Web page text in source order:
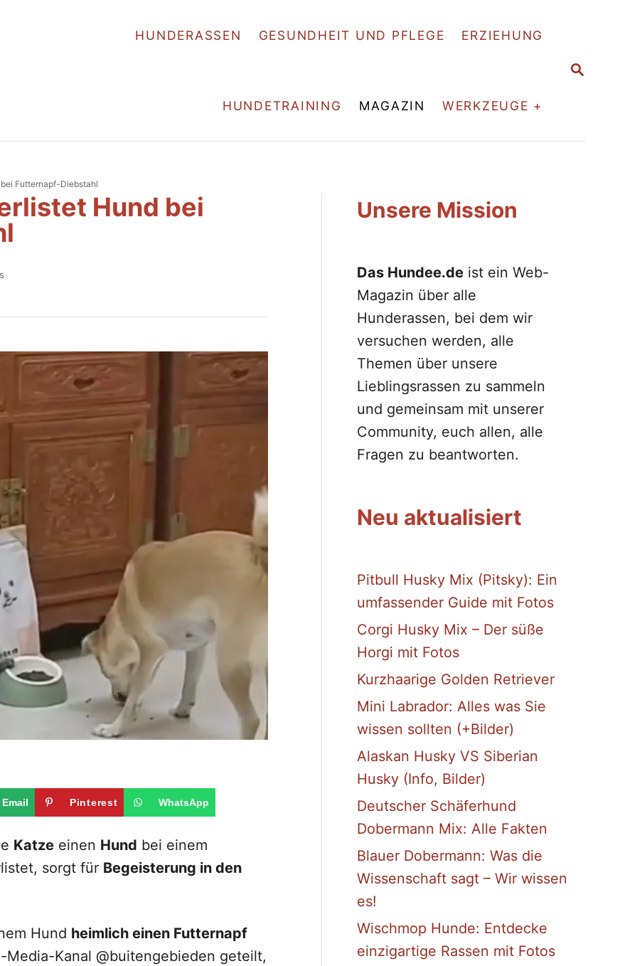
S
H
HUNDERASSEN GESUNDHEIT UND PFLEGE ERZIEHUNG
HUNDETRAINING MAGAZIN WERKZEUGE +
Futternapf-Diebstahl
Hund bei
Email Pinterest WhatsApp
Katze einen Hund bei einem
sorgt für Begeisterung in den
Hund heimlich einen Futternapf
Media-Kanal @buitengebieden geteilt,
Unsere Mission
Das Hundee.deist ein Web-
Magazin über alle
Hunderassen, bei dem wir
versuchen werden, alle
Themen über unsere
Lieblingsrassen zu sammeln
und gemeinsam mit unserer
Community, euch allen, alle
Fragen zu beantworten.
Neu aktualisiert
Pitbull Husky Mix (Pitsky): Ein
umfassender Guide mit Fotos
Corgi Husky Mix – Der süße
Horgi mit Fotos
Kurzhaarige Golden Retriever
Mini Labrador: Alles was Sie
wissen sollten (+Bilder)
Alaskan Husky VS Siberian
Husky (Info, Bilder)
Deutscher Schäferhund
Dobermann Mix: Alle Fakten
Blauer Dobermann: Was die
Wissenschaft sagt – Wir wissen
es!
Wischmop Hunde: Entdecke
einzigartige Rassen mit Fotos